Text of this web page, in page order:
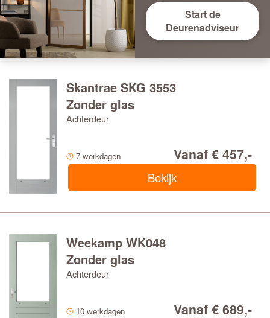
Start de
Deurenadviseur
Skantrae SKG 3553
Zonder glas
Achterdeur
7 werkdagen Vanaf € 457,-
Bekijk
Weekamp WK048
Zonder glas
Achterdeur
10 werkdagen Vanaf € 689,-